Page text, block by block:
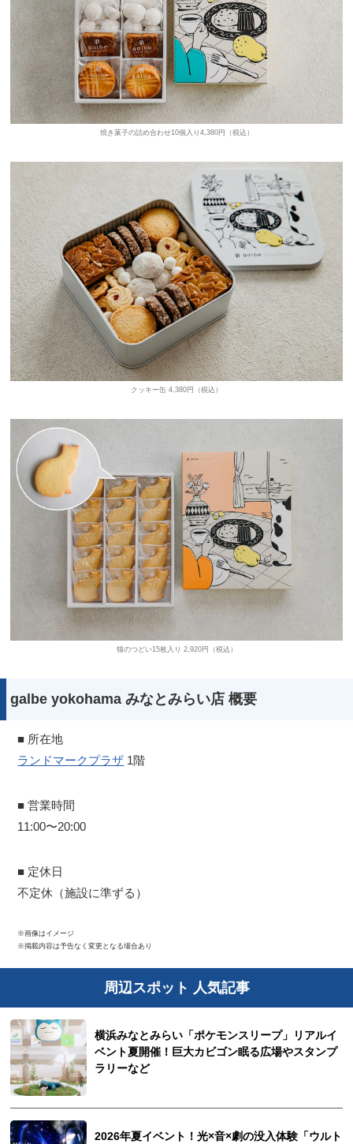
焼き菓子の詰め合わせ10個入り4,380円（税込）
クッキー缶 4,380円（税込）
猫のつどい15枚入り 2,920円（税込）
galbe yokohama みなとみらい店 概要
■ 所在地
ランドマークプラザ 1階
■ 営業時間
11:00〜20:00
■ 定休日
不定休（施設に準ずる）
※画像はイメージ
※掲載内容は予告なく変更となる場合あり
周辺スポット 人気記事
横浜みなとみらい「ポケモンスリープ」リアルイ
ベント夏開催！巨大カビゴン眠る広場やスタンプ
ラリーなど
2026年夏イベント！光×音×劇の没入体験「ウルト